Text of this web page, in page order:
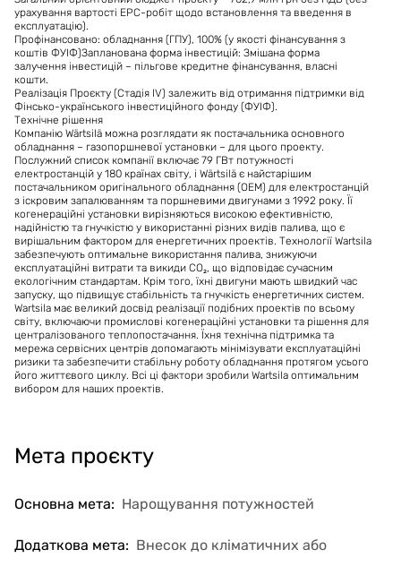
урахування вартості ЕРС-робіт щодо встановлення та введення в
експлуатацію).
Профінансовано: обладнання (ГПУ), 100% (у якості фінансування з
коштів ФУІФ)Запланована форма інвестицій: Змішана форма
залучення інвестицій – пільгове кредитне фінансування, власні
кошти.
Реалізація Проєкту (Стадія ІV) залежить від отримання підтримки від
Фінсько-українського інвестиційного фонду (ФУІФ).
Технічне рішення
Компанію Wärtsilä можна розглядати як постачальника основного
обладнання – газопоршневої установки – для цього проекту.
Послужний список компанії включає 79 ГВт потужності
електростанцій у 180 країнах світу, і Wärtsilä є найстарішим
постачальником оригінального обладнання (OEM) для електростанцій
з іскровим запалюванням та поршневими двигунами з 1992 року. Її
когенераційні установки вирізняються високою ефективністю,
надійністю та гнучкістю у використанні різних видів палива, що є
вирішальним фактором для енергетичних проектів. Технології Wartsila
забезпечують оптимальне використання палива, знижуючи
експлуатаційні витрати та викиди CO₂, що відповідає сучасним
екологічним стандартам. Крім того, їхні двигуни мають швидкий час
запуску, що підвищує стабільність та гнучкість енергетичних систем.
Wartsila має великий досвід реалізації подібних проектів по всьому
світу, включаючи промислові когенераційні установки та рішення для
централізованого теплопостачання. Їхня технічна підтримка та
мережа сервісних центрів допомагають мінімізувати експлуатаційні
ризики та забезпечити стабільну роботу обладнання протягом усього
його життєвого циклу. Всі ці фактори зробили Wartsila оптимальним
вибором для наших проектів.
Мета проєкту
Основна мета: Нарощування потужностей
Додаткова мета: Внесок до кліматичних або